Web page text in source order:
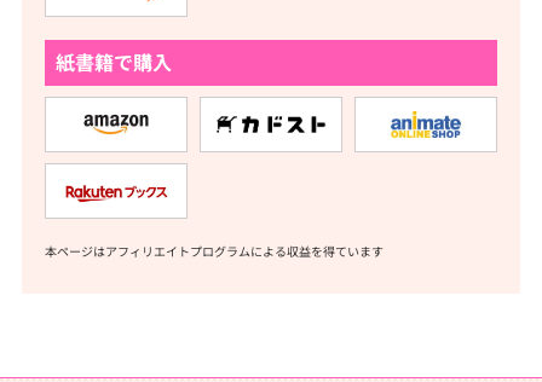
紙書籍で購入
本ページはアフィリエイトプログラムによる収益を得ています